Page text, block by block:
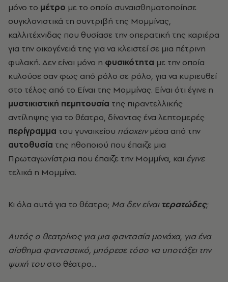
μόνο το μέτρο με το οποίο συναισθηματοποίησε
συγκλονιστικά τη συντριβή της Μομμίνας,
καλλιτέχνιδας που θυσίασε την οπερατική της καριέρα
για την οικογένειά της για να κλειστεί σε μια πέτρινη
φυλακή. Δεν είναι μόνο η φυσικότητα με την οποία
κυλούσε σαν φως από ρόλο σε ρόλο, για να κυριευθεί
στο τέλος από το Είναι της Μομμίνας. Είναι ότι έγινε η
μυστικιστική πεμπτουσία της πιραντελλικής
αντίληψης για το θέατρο, δίνοντας ένα λεπτομερές
περίγραμμα του γυναικείου πάσχεινμέσα από την
αυτοθυσία της ηθοποιού που έπαιζε μια
Πρωταγωνίστρια που έπαιζε την Μομμίνα, και έγινε
τελικά η Μομμίνα.
Κι όλα αυτά για το θέατρο; Μα δεν είναι τερατώδες;
Αυτός ο θεατρίνος για μια φαντασία μονάχα, για ένα
αίσθημα φανταστικό, μπόρεσε τόσο να υποτάξει την
ψυχή του στο θέατρο...